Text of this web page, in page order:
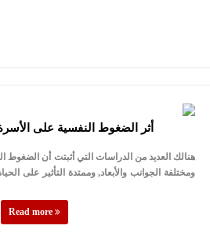
أثر الضغوط النفسية على
هنالك العديد من الدراسات التي أثبتت أن الضغوط
ومختلفة الجوانب والأبعاد, وممتدة التأثير على
Read more